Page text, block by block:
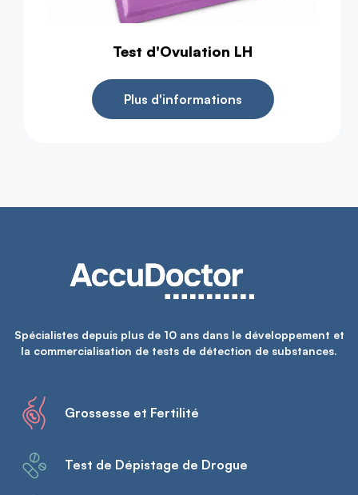
Test d'Ovulation LH
Plus d'informations
Spécialistes depuis plus de 10 ans dans le développement et
la commercialisation de tests de détection de substances.
Grossesse et Fertilité
Test de Dépistage de Drogue